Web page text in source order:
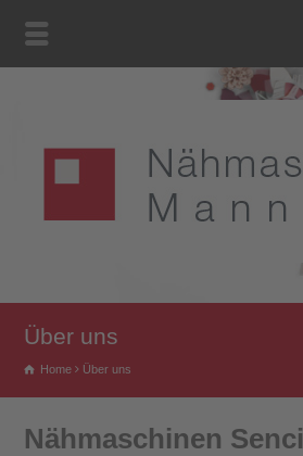
Über uns
Home Über uns
Nähmaschinen Senci